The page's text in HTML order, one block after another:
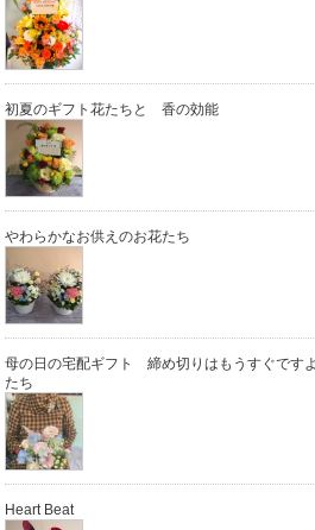
初夏のギフト花たちと 香の効能
やわらかなお供えのお花たち
母の日の宅配ギフト 締め切りはもうすぐです
たち
Heart Beat